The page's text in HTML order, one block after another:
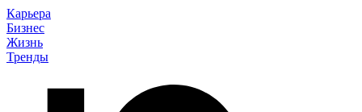
Карьера
Бизнес
Жизнь
Тренды